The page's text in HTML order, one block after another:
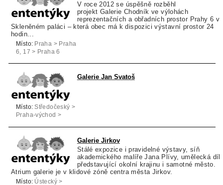
V roce 2012 se úspěšně rozběhl
projekt Galerie Chodník ve výlohách
reprezentačních a obřadních prostor Prahy 6 ve
Skleněném paláci – která obec má k dispozici výstavní prostor 24
hodin...
Místo: Praha > Praha
6, 17 > Praha 6
Galerie Jan Svatoš
Místo: Středočeský >
Praha-východ >
Galerie Jirkov
Stálé expozice i pravidelné výstavy, síň
akademického malíře Jana Plívy, umělecká
představující okolní krajinu i samotné město.
Atrium galerie je v klidové zóně centra města Jirkov.
Místo: Ústecký >